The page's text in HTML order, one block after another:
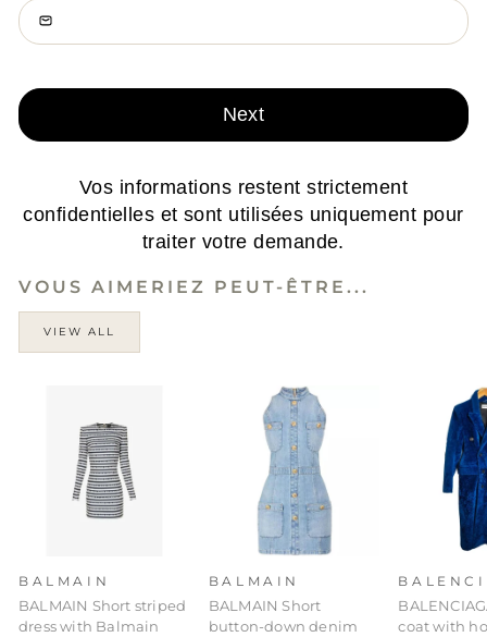
Next
Vos informations restent strictement
confidentielles et sont utilisées uniquement pour
traiter votre demande.
VOUS AIMERIEZ PEUT-ÊTRE...
VIEW ALL
BALMAIN
BALMAIN Short striped
dress with Balmain
BALMAIN
BALMAIN Short
button-down denim
coat with